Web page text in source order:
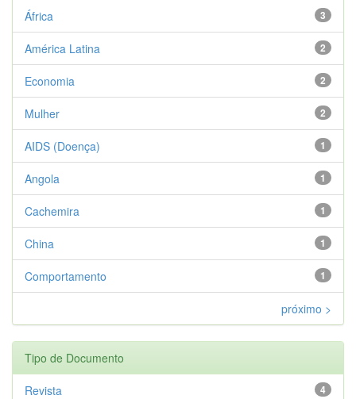
3
África
2
América Latina
2
Economia
2
Mulher
1
AIDS (Doença)
1
Angola
1
Cachemira
1
China
1
Comportamento
próximo >
Tipo de Documento
4
Revista